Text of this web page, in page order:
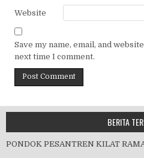
Website
Save my name, email, and
next time I comment.
BERITA
PONDOK PESANTREN KILAT